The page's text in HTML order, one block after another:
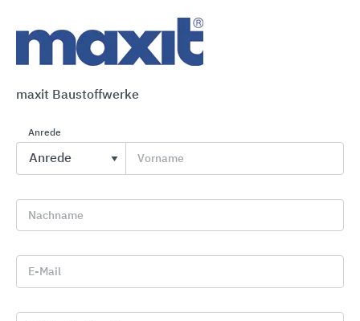
MyDesign by Schlüter-Systems
maxit Baustoffwerke
Anrede
Vorname
Nachname
E-Mail